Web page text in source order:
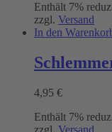
Enthält 7%
zzgl. Versand
In den
4,95 €
Enthält 7%
zzgl. Versand